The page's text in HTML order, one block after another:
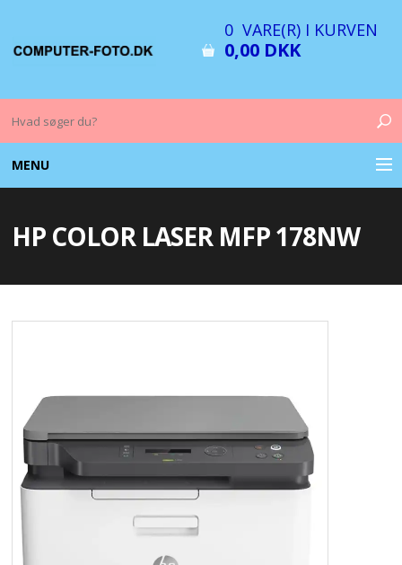
0 VARE(R) I KURVEN
0,00 DKK
MENU
TABLETS & SMARTPHONES/WATCHES
DIVERSE
KABLER
HP COLOR LASER MFP 178NW